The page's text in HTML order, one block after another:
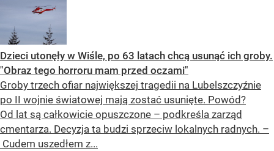
Dzieci utonęły w Wiśle, po 63 latach chcą usunąć ich groby.
"Obraz tego horroru mam przed oczami"
Groby trzech ofiar największej tragedii na Lubelszczyźnie
po II wojnie światowej mają zostać usunięte. Powód?
Od lat są całkowicie opuszczone – podkreśla zarząd
cmentarza. Decyzja ta budzi sprzeciw lokalnych radnych. –
Cudem uszedłem z...